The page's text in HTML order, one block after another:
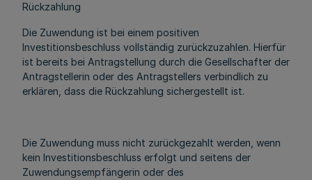
Rückzahlung
Die Zuwendung ist bei einem positiven
Investitionsbeschluss vollständig zurückzuzahlen. Hierfür
ist bereits bei Antragstellung durch die Gesellschafter der
Antragstellerin oder des Antragstellers verbindlich zu
erklären, dass die Rückzahlung sichergestellt ist.
Die Zuwendung muss nicht zurückgezahlt werden, wenn
kein Investitionsbeschluss erfolgt und seitens der
Zuwendungsempfängerin oder des